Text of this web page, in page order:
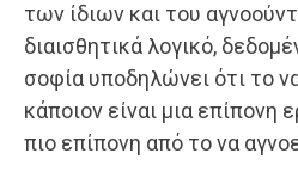
των ίδιων και του
διαισθητικά λογικό,
σοφία υποδηλώνει ότι το
κάποιον είναι μια επίπονη
πιο επίπονη από το να